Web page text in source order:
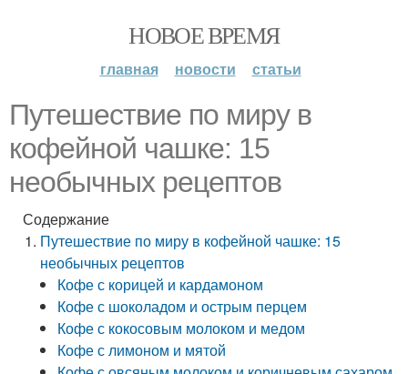
НОВОЕ ВРЕМЯ
главная новости статьи
Путешествие по миру в
кофейной чашке: 15
необычных рецептов
Содержание
Путешествие по миру в кофейной чашке: 15
необычных рецептов
Кофе с корицей и кардамоном
Кофе с шоколадом и острым перцем
Кофе с кокосовым молоком и медом
Кофе с лимоном и мятой